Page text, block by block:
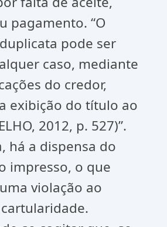
pagamento. “O
pode ser
caso, mediante
do credor,
exibição do título ao
2012, p. 527)”.
há a dispensa do
impresso, o que
violação ao